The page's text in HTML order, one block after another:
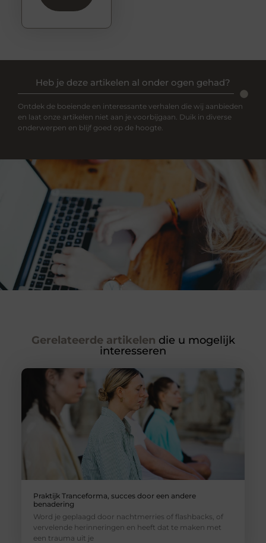
Heb je deze artikelen al onder ogen gehad?
Ontdek de boeiende en interessante verhalen die wij aanbieden
en laat onze artikelen niet aan je voorbijgaan. Duik in diverse
onderwerpen en blijf goed op de hoogte.
Gerelateerde artikelen die u mogelijk
interesseren
Praktijk Tranceforma, succes door een andere
benadering
Word je geplaagd door nachtmerries of flashbacks, of
vervelende herinneringen en heeft dat te maken met
een trauma uit je